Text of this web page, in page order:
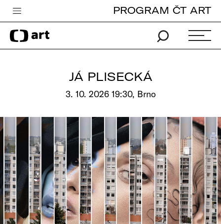
Česká televize
Zpravodajství
Pro děti
edu
Vše o ČT
PROGRAM ČT ART
JÁ PLISECKÁ
3. 10. 2026 19:30, Brno